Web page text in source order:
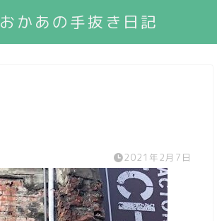
おかあの手抜き日記
2021年2月7日